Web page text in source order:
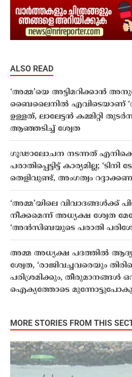
ALSO READ
‘അമ്മ’യെ അട്ടിമറിക്കാൻ
ബൈലൈനിൽ എവിടെയാണ്
ഉള്ളത്, ലാലേട്ടൻ കമ്മിറ്റി
ആഞ്ഞടിച്ച് ശ്വേത
ഗൂഢാലോചന നടന്നത്
പരാതിപ്പെട്ടിട്ട് കാര്യമില്ല;
തെളിവുണ്ട്, അംഗത്വം
‘അമ്മ’യിലെ വിവാദങ്ങൾക്ക്
നീക്കമെന്ന് അധ്യക്ഷ ശ്വേത
‘അൻസിബയുടെ പരാതി
അമ്മ അധ്യക്ഷ പദത്തിൽ
ശ്വേത, ‘രാജിവച്ചവരെയും
പരിശ്രമിക്കും, തീരുമാനങ്ങൾ
ഐക്യത്തോടെ
MORE STORIES FROM THIS